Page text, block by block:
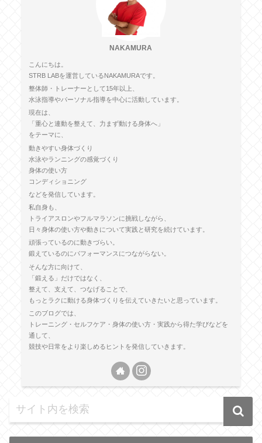
NAKAMURA
こんにちは。
STRB LABを運営しているNAKAMURAです。
整体師・トレーナーとして15年以上、
水泳指導やパーソナル指導を中心に活動しています。
現在は、
「重心と連動を整えて、力まず動ける身体へ」
をテーマに、
動きやすい身体づくり
水泳やランニングの感覚づくり
身体の使い方
コンディショニング
などを発信しています。
私自身も、
トライアスロンやフルマラソンに挑戦しながら、
日々身体の使い方や動きについて実践と研究を続けています。
頑張っているのに動きづらい。
鍛えているのにパフォーマンスにつながらない。
そんな方に向けて、
「鍛える」だけではなく、
整えて、支えて、つなげることで、
もっとラクに動ける身体づくりを伝えていきたいと思っています。
このブログでは、
トレーニング・セルフケア・身体の使い方・実践から得た学びなどを
通して、
競技や日常をより楽しめるヒントを発信していきます。